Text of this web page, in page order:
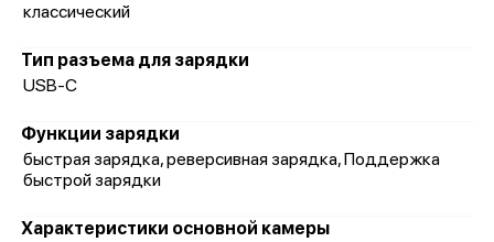
классический
Тип разъема для зарядки
USB-C
Функции зарядки
быстрая зарядка, реверсивная зарядка, Поддержка
быстрой зарядки
Характеристики основной камеры